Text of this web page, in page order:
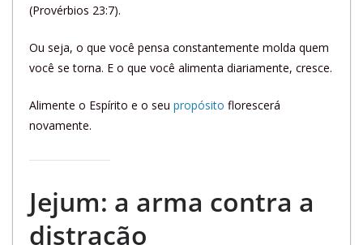
(Provérbios 23:7).
Ou seja, o que você pensa constantemente molda quem
você se torna. E o que você alimenta diariamente, cresce.
Alimente o Espírito e o seu propósito florescerá
novamente.
Jejum: a arma contra a
distração